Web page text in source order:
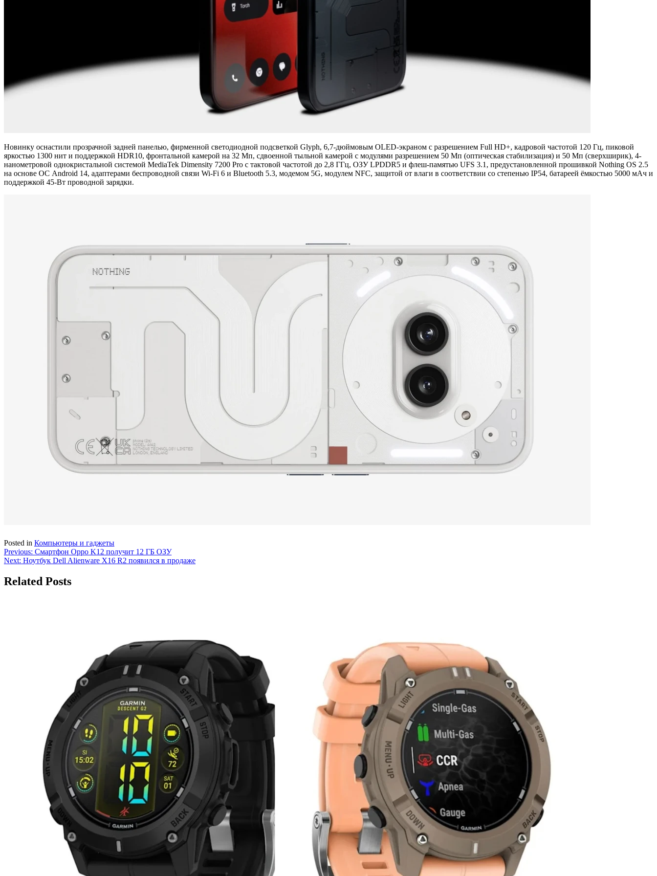
Новинку оснастили прозрачной задней панелью, фирменной светодиодной подсветкой Glyph, 6,7-дюймовым OLED-экраном с разрешением Full HD+, кадровой частотой 120 Гц, пиковой
яркостью 1300 нит и поддержкой HDR10, фронтальной камерой на 32 Мп, сдвоенной тыльной камерой с модулями разрешением 50 Мп (оптическая стабилизация) и 50 Мп (сверхширик), 4-
нанометровой однокристальной системой MediaTek Dimensity 7200 Pro с тактовой частотой до 2,8 ГГц, ОЗУ LPDDR5 и флеш-памятью UFS 3.1, предустановленной прошивкой Nothing OS 2.5
на основе ОС Android 14, адаптерами беспроводной связи Wi-Fi 6 и Bluetooth 5.3, модемом 5G, модулем NFC, защитой от влаги в соответствии со степенью IP54, батареей ёмкостью 5000 мАч и
поддержкой 45-Вт проводной зарядки.
Posted in Компьютеры и гаджеты
Навигация
по
записям
Previous: Смартфон Oppo K12 получит 12 ГБ ОЗУ
Next: Ноутбук Dell Alienware X16 R2 появился в продаже
Related Posts